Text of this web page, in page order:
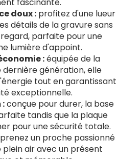
doux :profitez d'une lueur
détails de la gravure sans
parfaite pour une
lumière d'appoint.
:équipée de la
génération, elle
tout en garantissant
exceptionnelle.
conçue pour durer, la base
tandis que la plaque
pour une sécurité totale.
un proche passionné
air avec un présent